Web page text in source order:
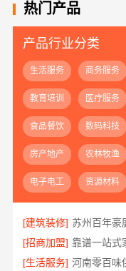
热门产品
产品行业分类
生活服务 商务服务
教育培训 医疗服务
食品餐饮 数码科技
房产地产 农林牧渔
电子电工 资源材料
[建筑装修]
[招商加盟]
[生活服务]